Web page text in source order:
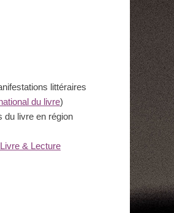
littéraires
du livre)
du livre en région
& Lecture